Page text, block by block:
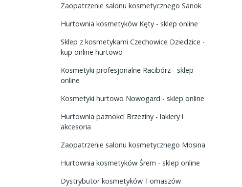
Zaopatrzenie salonu kosmetycznego Sanok
Hurtownia kosmetyków Kęty - sklep online
Sklep z kosmetykami Czechowice Dziedzice -
kup online hurtowo
Kosmetyki profesjonalne Racibórz - sklep
online
Kosmetyki hurtowo Nowogard - sklep online
Hurtownia paznokci Brzeziny - lakiery i
akcesoria
Zaopatrzenie salonu kosmetycznego Mosina
Hurtownia kosmetyków Śrem - sklep online
Dystrybutor kosmetyków Tomaszów